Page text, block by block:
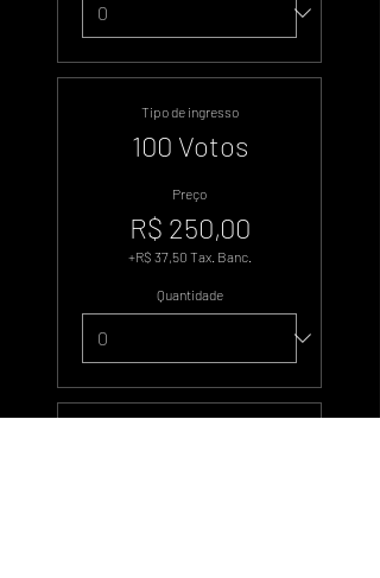
Tipo de ingresso
100 Votos
Preço
R$ 250,00
+R$ 37,50 Tax. Banc.
Quantidade